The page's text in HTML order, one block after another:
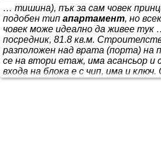
… тишина), пък за сам човек
подобен тип апартамент, но
човек може идеално да живее
посредник, 81.8 кв.м.
разположен над врата (порта) на
се на втори етаж, има асансьор
входа на блока е с чип, има и
ново като тип, 2019 година